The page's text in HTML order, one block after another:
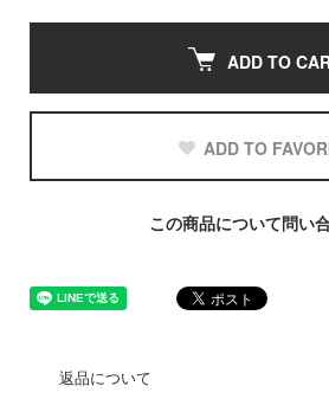
ADD TO
ADD TO
この商品について問い
返品について